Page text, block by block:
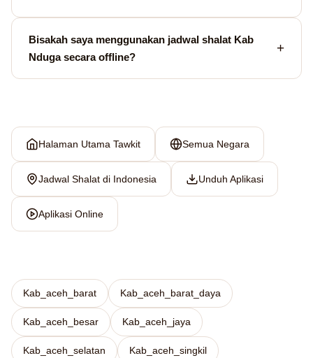
Bisakah saya menggunakan jadwal shalat Kab
Nduga secara offline?
Halaman Utama Tawkit Semua Negara
Jadwal Shalat di Indonesia Unduh Aplikasi
Aplikasi Online
Kab_aceh_barat Kab_aceh_barat_daya
Kab_aceh_besar Kab_aceh_jaya
Kab_aceh_selatan Kab_aceh_singkil